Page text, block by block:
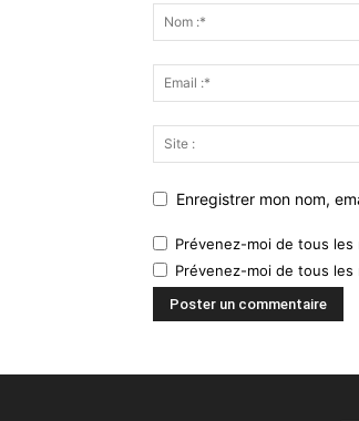
Enregistrer mon nom,
Prévenez-moi de tous les
Prévenez-moi de tous